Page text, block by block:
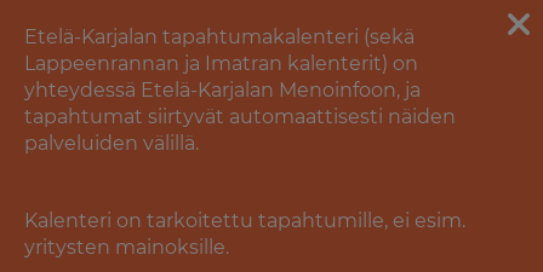
Etelä-Karjalan tapahtumakalenteri (sekä
Lappeenrannan ja Imatran kalenterit) on
yhteydessä Etelä-Karjalan Menoinfoon, ja
tapahtumat siirtyvät automaattisesti näiden
palveluiden välillä.
Kalenteri on tarkoitettu tapahtumille, ei esim.
yritysten mainoksille.